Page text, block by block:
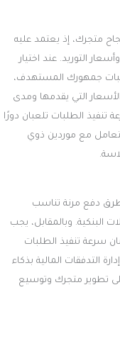
متجرك، إذ يعتمد عليه
التوريد. عند اختيار
جمهورك المستهدف،
التي يقدمها ومدى
الطلبات تلعبان دورًا
مع موردين ذوي
دفع مرنة تناسب
البنكية. وبالمقابل، يجب
سرعة تنفيذ الطلبات
التدفقات المالية بذكاء
تطوير متجرك وتوسيع